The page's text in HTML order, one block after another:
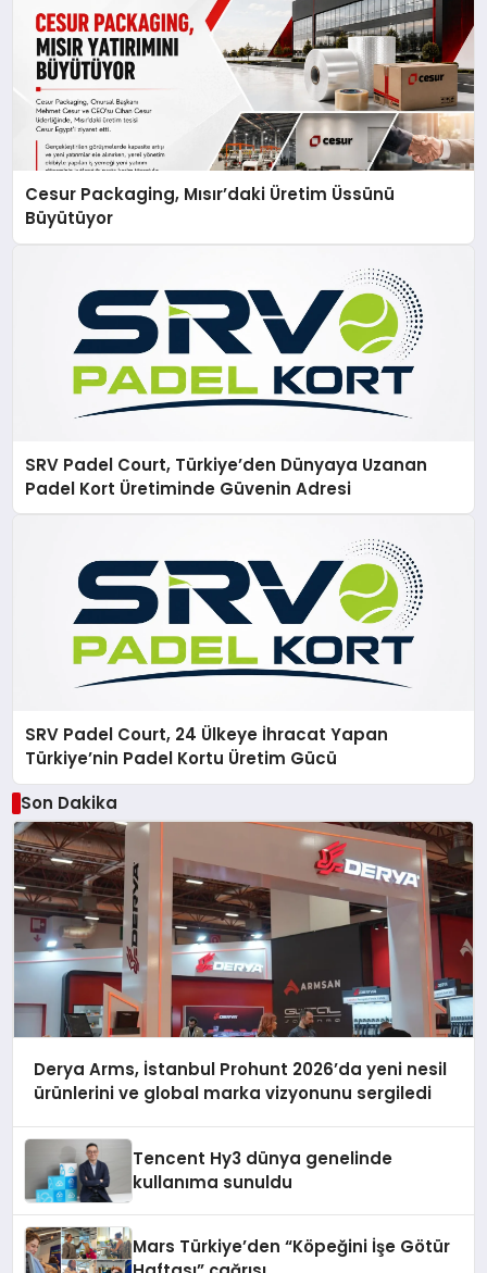
Cesur Packaging, Mısır’daki Üretim Üssünü
Büyütüyor
SRV Padel Court, Türkiye’den Dünyaya Uzanan
Padel Kort Üretiminde Güvenin Adresi
SRV Padel Court, 24 Ülkeye İhracat Yapan
Türkiye’nin Padel Kortu Üretim Gücü
Son Dakika
Derya Arms, İstanbul Prohunt 2026’da yeni nesil
ürünlerini ve global marka vizyonunu sergiledi
Tencent Hy3 dünya genelinde
kullanıma sunuldu
Mars Türkiye’den “Köpeğini İşe Götür